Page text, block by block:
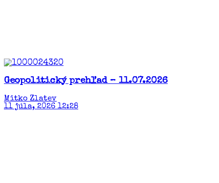
Geopolitický prehľad – 11.07.2026
Mitko Zlatev
11 júla, 2026 12:28